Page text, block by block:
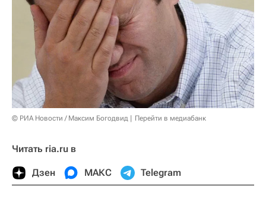
© РИА Новости / Максим Богодвид Перейти в медиабанк
Читать ria.ru в
Дзен МАКС Telegram